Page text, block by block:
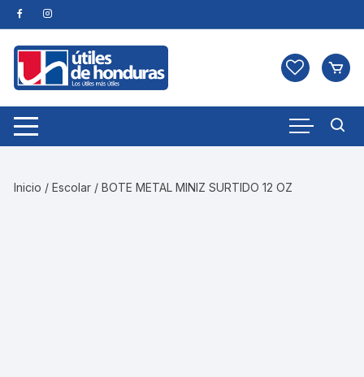
Skip
to
content
Inicio /Escolar / BOTE METAL MINIZ SURTIDO 12 OZ